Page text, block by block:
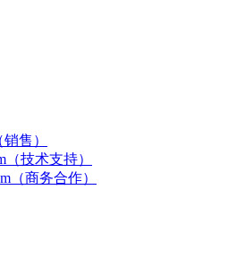
售）
（技术支持）
（商务合作）